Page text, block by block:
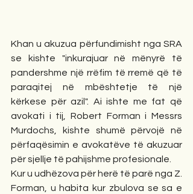
Khan u akuzua përfundimisht nga SRA
se kishte "inkurajuar në mënyrë të
pandershme një rrëfim të rremë që të
paraqitej në mbështetje të një
kërkese për azil". Ai ishte me fat që
avokati i tij, Robert Forman i Messrs
Murdochs, kishte shumë përvojë në
përfaqësimin e avokatëve të akuzuar
për sjellje të pahijshme profesionale.
Kur u udhëzova për herë të parë nga Z.
Forman, u habita kur zbulova se sa e